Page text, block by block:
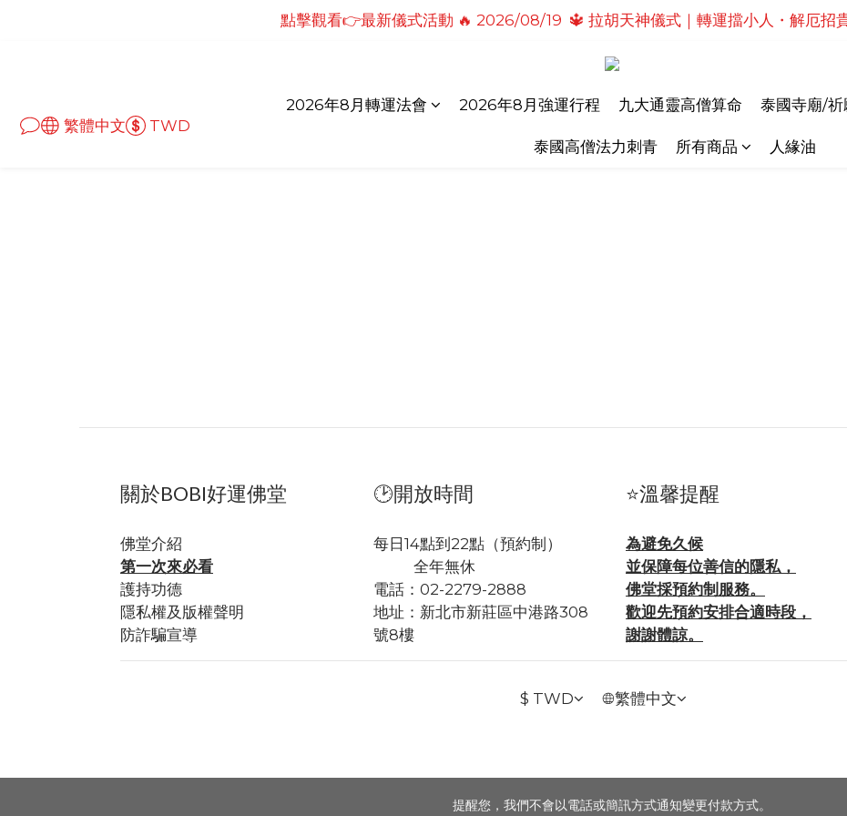
點擊觀看👉最新儀式活動🔥2026/08/19 💗2026七夕情定善緣桃花燈｜泰國高僧
點擊觀看👉最新儀式活動 🔥 2026/08/19  🔱 拉胡天神儀式｜轉運擋小人・解厄招
點擊觀看👉最新儀式活動🔥 2026/08/31 💖愛神儀式｜增強人緣魅力・感情和合
點擊觀看👉最新儀式活動🔥2026/08/19 💗2026七夕情定善緣桃花燈｜泰國高僧
繁體中文
TWD
2026年8月轉運法會 2026年8月強運行程 九大通靈高僧算命 泰國寺廟/
泰國高僧法力刺青 所有商品 人緣油
關於BOBI好運佛堂
佛堂介紹
第一次來必看
護持功德
隱私權及版權聲明
防詐騙宣導
🕑開放時間
每日14點到22點（預約制）
全年無休
電話：02-2279-2888
地址： 新北市新莊區中港路308
號8樓
⭐溫馨提醒
為避免久候
並保障每位善信的隱私，
佛堂採預約制服務。
歡迎先預約安排合適時段，
謝謝體諒。
$ TWD 繁體中文
提醒您，我們不會以電話或簡訊方式通知變更付款方式。